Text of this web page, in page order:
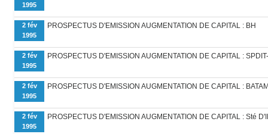
1995
2 fév
1995
PROSPECTUS D'EMISSION AUGMENTATION DE CAPITAL : BH
2 fév
1995
PROSPECTUS D'EMISSION AUGMENTATION DE CAPITAL :
2 fév
1995
PROSPECTUS D'EMISSION AUGMENTATION DE CAPITAL :
2 fév
1995
PROSPECTUS D'EMISSION AUGMENTATION DE CAPITAL : Sté